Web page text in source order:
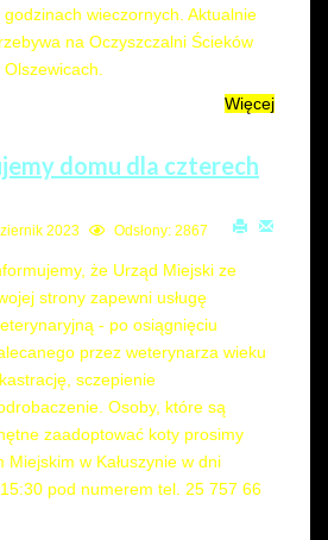
godzinach wieczornych. Aktualnie
na Oczyszczalni Ścieków
Olszewicach.
Więcej
domu dla czterech
2023 Odsłony: 2867
że Urząd Miejski ze
strony zapewni usługę
- po osiągnięciu
przez weterynarza wieku
sczepienie
Osoby, które są
zaadoptować koty prosimy
w Kałuszynie w dni
pod numerem tel. 25 757 66